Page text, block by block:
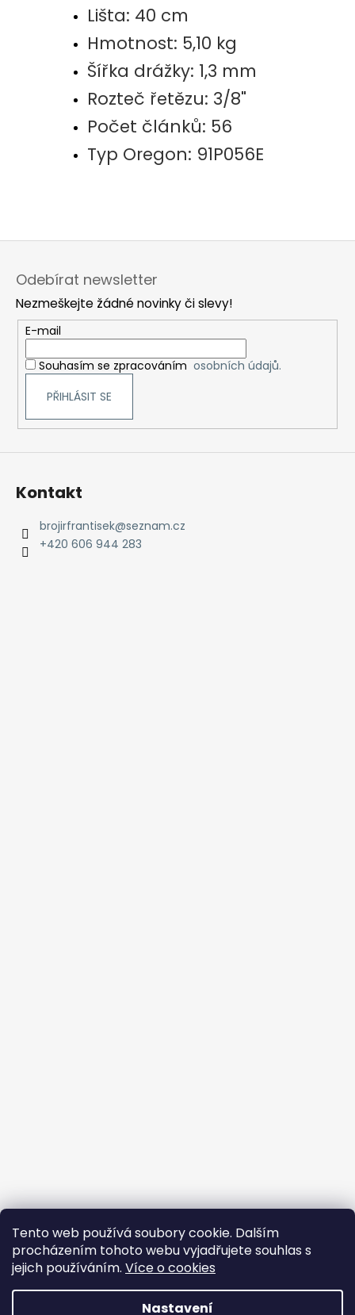
Tento web používá soubory cookie. Dalším
procházením tohoto webu vyjadřujete souhlas s
jejich používáním. Více o cookies
Nastavení
Lišta: 40 cm
Hmotnost: 5,10 kg
Šířka drážky: 1,3 mm
Rozteč řetězu: 3/8"
Počet článků: 56
Typ Oregon: 91P056E
Z
Odebírat newsletter
Nezmeškejte žádné novinky či slevy!
E-mail
Souhasím se zpracováním osobních údajů.
PŘIHLÁSIT SE
Kontakt
brojirfrantisek@seznam.cz
+420 606 944 283
Vytvořil Shoptet